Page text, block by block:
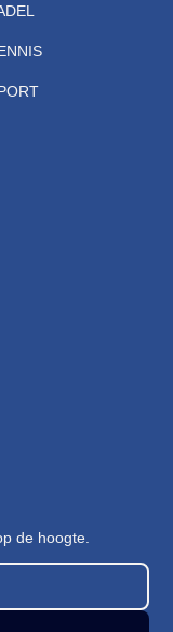
de hoogte.